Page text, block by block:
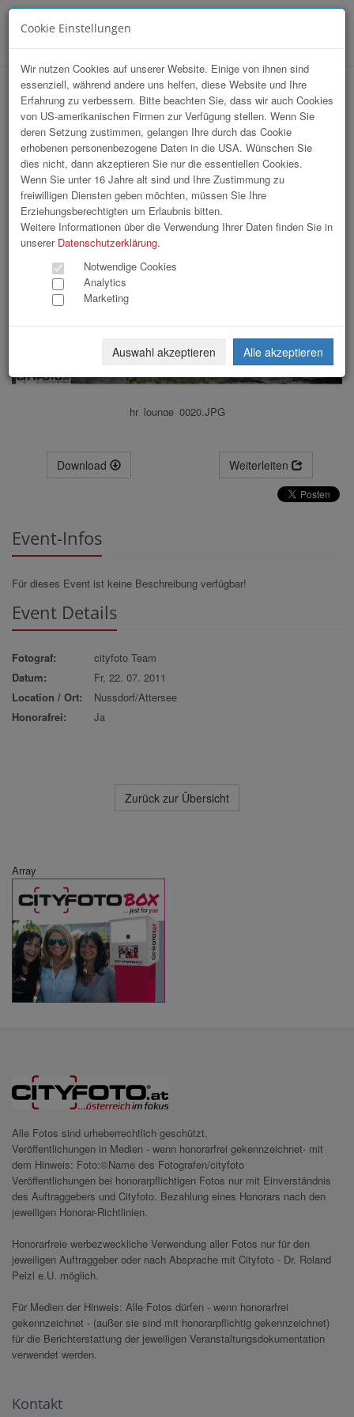
hr-lounge Mitte sommerfest im
Seminarhotel Grafengut
hr_lounge_0020.JPG
Download Weiterleiten
Event-Infos
Für dieses Event ist keine Beschreibung verfügbar!
Event Details
Fotograf:
cityfoto Team
Datum:
Fr, 22. 07. 2011
Location / Ort:
Nussdorf/Attersee
Honorafrei:
Ja
Zurück zur Übersicht
Array
Alle Fotos sind urheberrechtlich geschützt.
Veröffentlichungen in Medien - wenn honorarfrei gekennzeichnet- mit
dem Hinweis: Foto:©Name des Fotografen/cityfoto
Veröffentlichungen bei honorarpflichtigen Fotos nur mit Einverständnis
des Auftraggebers und Cityfoto. Bezahlung eines Honorars nach den
jeweiligen Honorar-Richtlinien.
Honorarfreie werbezweckliche Verwendung aller Fotos nur für den
jeweiligen Auftraggeber oder nach Absprache mit Cityfoto - Dr. Roland
Pelzl e.U. möglich.
Für Medien der Hinweis: Alle Fotos dürfen - wenn honorarfrei
gekennzeichnet - (außer sie sind mit honorarpflichtig gekennzeichnet)
für die Berichterstattung der jeweiligen Veranstaltungsdokumentation
verwendet werden.
Kontakt
Cookie Einstellungen
Wir nutzen Cookies auf unserer Website. Einige von ihnen sind
essenziell, während andere uns helfen, diese Website und Ihre
Erfahrung zu verbessern. Bitte beachten Sie, dass wir auch Cookies
von US-amerikanischen Firmen zur Verfügung stellen. Wenn Sie
deren Setzung zustimmen, gelangen Ihre durch das Cookie
erhobenen personenbezogene Daten in die USA. Wünschen Sie
dies nicht, dann akzeptieren Sie nur die essentiellen Cookies.
Wenn Sie unter 16 Jahre alt sind und Ihre Zustimmung zu
freiwilligen Diensten geben möchten, müssen Sie Ihre
Erziehungsberechtigten um Erlaubnis bitten.
Weitere Informationen über die Verwendung Ihrer Daten finden Sie in
unserer Datenschutzerklärung.
Notwendige Cookies
Analytics
Marketing
Auswahl akzeptieren Alle akzeptieren